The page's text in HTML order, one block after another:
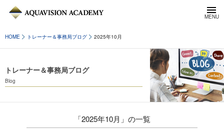
HOME トレーナー＆事務局ブログ 2025年10月
トレーナー＆事務局ブログ
Blog
「2025年10月」の一覧